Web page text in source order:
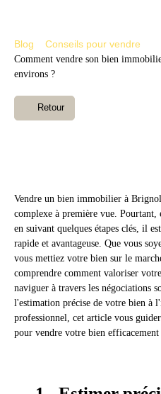
Blog
Conseils pour vendre
Comment vendre son bien
environs ?
Retour
Vendre un bien immobilier à
complexe à première vue. Pourtant,
en suivant quelques étapes clés, il
rapide et avantageuse. Que vous
vous mettiez votre bien sur le
comprendre comment valoriser
naviguer à travers les négociations
l'estimation précise de votre bien à
professionnel, cet article vous
pour vendre votre bien efficacement